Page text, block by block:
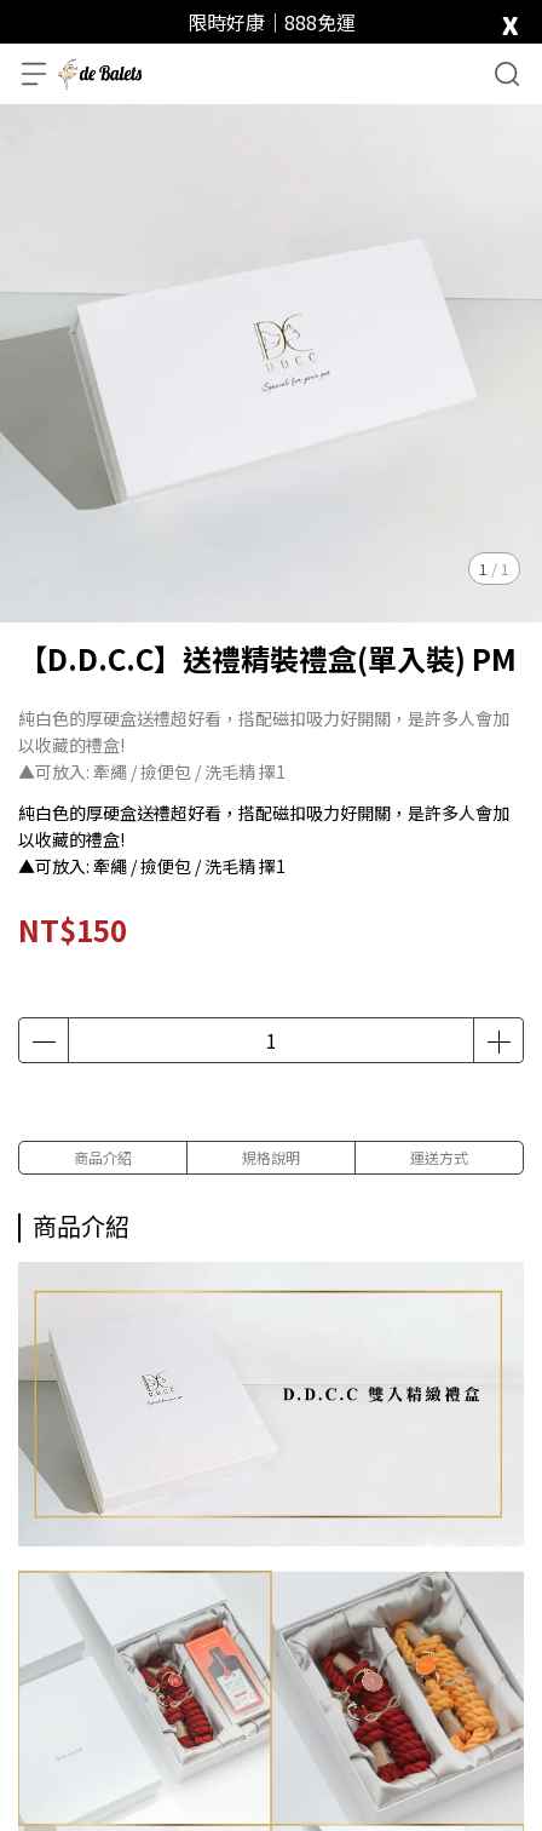
限時好康｜888免運 x
1 / 1
【D.D.C.C】送禮精裝禮盒(單入裝) PM
純白色的厚硬盒送禮超好看，搭配磁扣吸力好開關，是許多人會加
以收藏的禮盒!
▲可放入: 牽繩 / 撿便包 / 洗毛精 擇1
純白色的厚硬盒送禮超好看，搭配磁扣吸力好開關，是許多人會加
以收藏的禮盒!
▲可放入: 牽繩 / 撿便包 / 洗毛精 擇1
NT$150
商品介紹 規格說明 運送方式
商品介紹